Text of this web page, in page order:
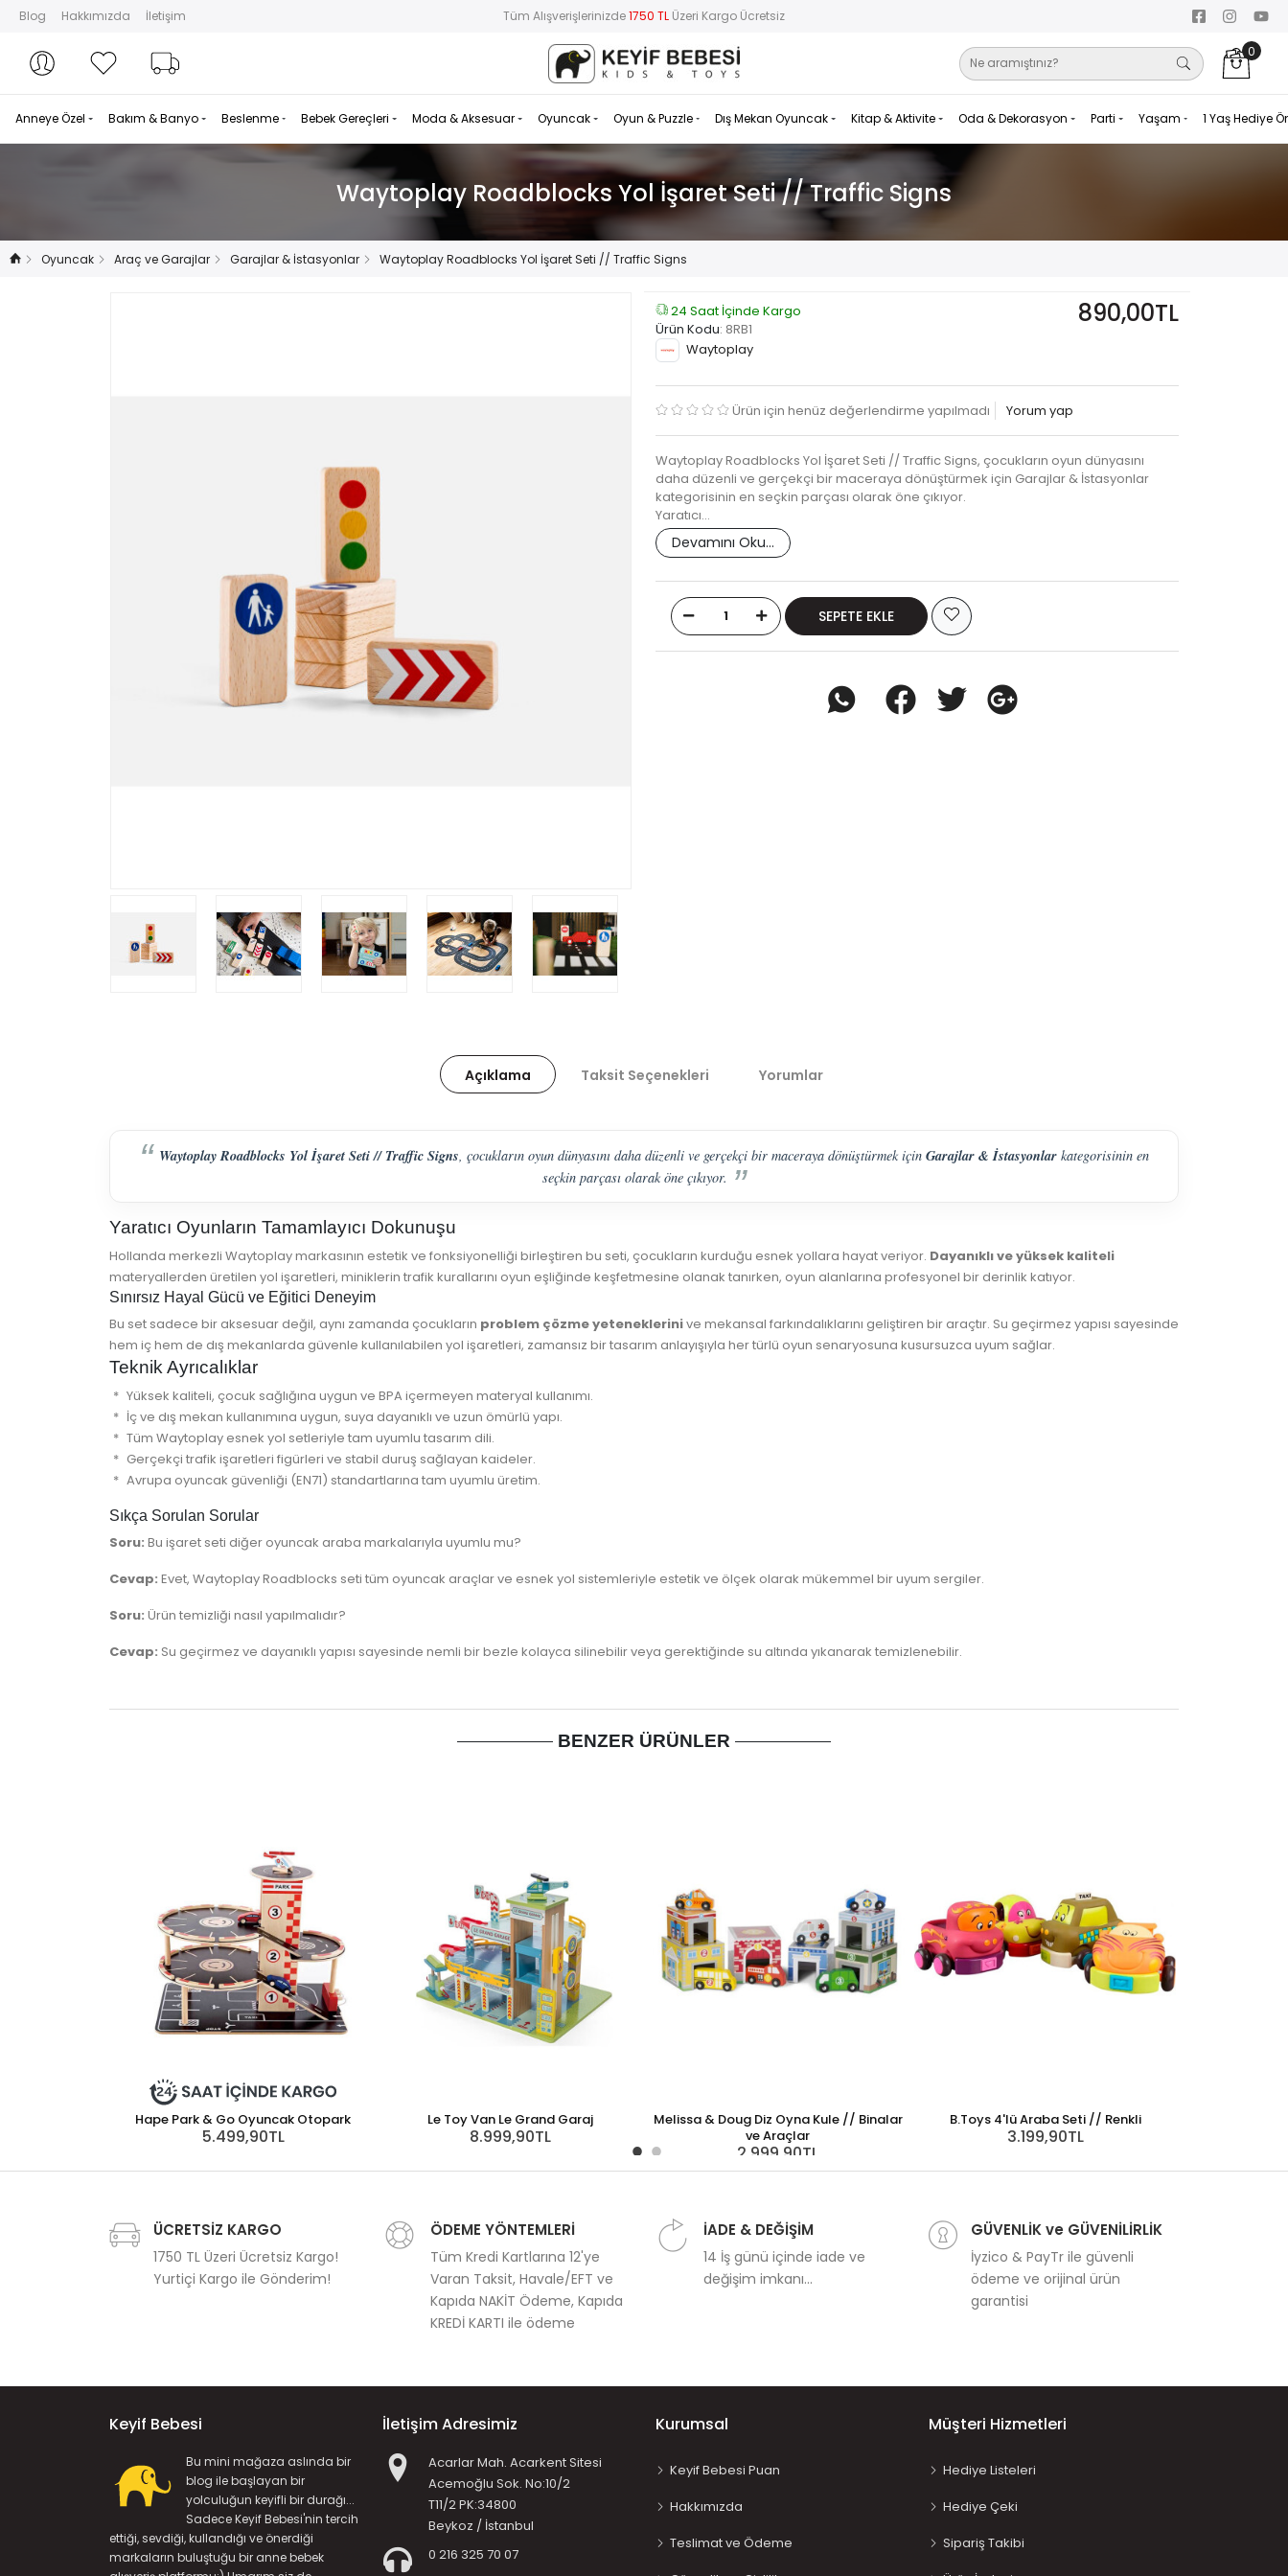
Blog Hakkımızda İletişim Tüm Alışverişlerinizde1750 TL Üzeri Kargo Ücretsiz
Hesabım
Hesabım Favorilerim 0
Anneye Özel Bakım & Banyo Beslenme Bebek Gereçleri Moda & Aksesuar Oyuncak Oyun & Puzzle Dış Mekan Oyuncak Kitap & Aktivite Oda & Dekorasyon Parti Yaşam 1 Yaş Hediye
Waytoplay Roadblocks Yol İşaret Seti // Traffic Signs
Oyuncak Araç ve Garajlar Garajlar & İstasyonlar Waytoplay Roadblocks Yol İşaret Seti // Traffic Signs
24 Saat İçinde Kargo
Ürün Kodu: 8RB1
Waytoplay
890,00TL
Ürün için henüz değerlendirme yapılmadı Yorum yap
Waytoplay Roadblocks Yol İşaret Seti // Traffic Signs, çocukların oyun dünyasını
daha düzenli ve gerçekçi bir maceraya dönüştürmek için Garajlar & İstasyonlar
kategorisinin en seçkin parçası olarak öne çıkıyor.
Yaratıcı…
Devamını Oku...
SEPETE EKLE
Açıklama Taksit Seçenekleri Yorumlar
Waytoplay Roadblocks Yol İşaret Seti // Traffic Signs , çocukların oyun dünyasını daha düzenli ve gerçekçi bir maceraya dönüştürmek için Garajlar & İstasyonlarkategorisinin en
seçkin parçası olarak öne çıkıyor.
Yaratıcı Oyunların Tamamlayıcı Dokunuşu
Hollanda merkezli Waytoplay markasının estetik ve fonksiyonelliği birleştiren bu seti, çocukların kurduğu esnek yollara hayat veriyor. Dayanıklı ve yüksek kaliteli
materyallerden üretilen yol işaretleri, miniklerin trafik kurallarını oyun eşliğinde keşfetmesine olanak tanırken, oyun alanlarına profesyonel bir derinlik katıyor.
Sınırsız Hayal Gücü ve Eğitici Deneyim
Bu set sadece bir aksesuar değil, aynı zamanda çocukların problem çözme yeteneklerinive mekansal farkındalıklarını geliştiren bir araçtır. Su geçirmez yapısı sayesinde
hem iç hem de dış mekanlarda güvenle kullanılabilen yol işaretleri, zamansız bir tasarım anlayışıyla her türlü oyun senaryosuna kusursuzca uyum sağlar.
Teknik Ayrıcalıklar
Yüksek kaliteli, çocuk sağlığına uygun ve BPA içermeyen materyal kullanımı.
İç ve dış mekan kullanımına uygun, suya dayanıklı ve uzun ömürlü yapı.
Tüm Waytoplay esnek yol setleriyle tam uyumlu tasarım dili.
Gerçekçi trafik işaretleri figürleri ve stabil duruş sağlayan kaideler.
Avrupa oyuncak güvenliği (EN71) standartlarına tam uyumlu üretim.
Sıkça Sorulan Sorular
Soru: Bu işaret seti diğer oyuncak araba markalarıyla uyumlu mu?
Cevap: Evet, Waytoplay Roadblocks seti tüm oyuncak araçlar ve esnek yol sistemleriyle estetik ve ölçek olarak mükemmel bir uyum sergiler.
Soru: Ürün temizliği nasıl yapılmalıdır?
Cevap: Su geçirmez ve dayanıklı yapısı sayesinde nemli bir bezle kolayca silinebilir veya gerektiğinde su altında yıkanarak temizlenebilir.
BENZER ÜRÜNLER
Hape Park & Go Oyuncak Otopark
5.499,90TL
Le Toy Van Le Grand Garaj
8.999,90TL
Melissa & Doug Diz Oyna Kule // Binalar
ve Araçlar
2.999,90TL
B.Toys 4'lü Araba Seti // Renkli
3.199,90TL
Waytoplay
ÜCRETSİZ KARGO
1750 TL Üzeri Ücretsiz Kargo!
Yurtiçi Kargo ile Gönderim!
ÖDEME YÖNTEMLERİ
Tüm Kredi Kartlarına 12'ye
Varan Taksit, Havale/EFT ve
Kapıda NAKİT Ödeme, Kapıda
KREDİ KARTI ile ödeme
İADE & DEĞİŞİM
14 İş günü içinde iade ve
değişim imkanı...
GÜVENLİK ve GÜVENİLİRLİK
İyzico & PayTr ile güvenli
ödeme ve orijinal ürün
garantisi
Keyif Bebesi
Bu mini mağaza aslında bir
blog ile başlayan bir
yolculuğun keyifli bir durağı...
Sadece Keyif Bebesi'nin tercih
ettiği, sevdiği, kullandığı ve önerdiği
markaların buluştuğu bir anne bebek
İletişim Adresimiz
Acarlar Mah. Acarkent Sitesi
Acemoğlu Sok. No:10/2
T11/2 PK:34800
Beykoz / İstanbul
0 216 325 70 07
Kurumsal
Keyif Bebesi Puan
Hakkımızda
Teslimat ve Ödeme
Müşteri Hizmetleri
Hediye Listeleri
Hediye Çeki
Sipariş Takibi